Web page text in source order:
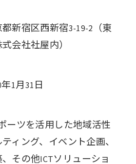
新宿区西新宿3-19-2 （東
会社社屋内）
年1月31 日
ーツを活用した地域活性
ィング、イベント企画、
その他ICTソリューショ